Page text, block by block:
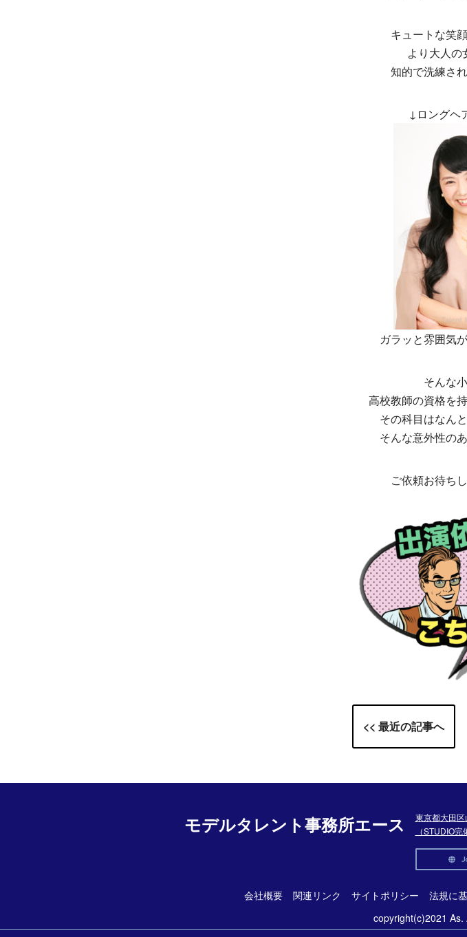
キュートな笑
より大人の
知的で洗練さ
↓ロングヘ
ガラッと雰囲気
そんな
高校教師の資格を
その科目はなん
そんな意外性の
ご依頼お待ち
<< 最近の記事へ
モデルタレント事務所エース
東京都大田
（STUDIO
会社概要 関連リンク サイトポリシー 法規に
copyright(c)2021 As.